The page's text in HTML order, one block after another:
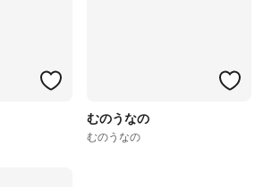
むのうなの
むのうなの